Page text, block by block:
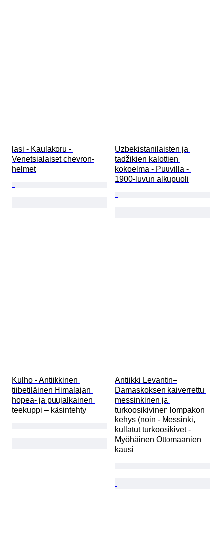
lasi - Kaulakoru -
Venetsialaiset chevron-
helmet
Uzbekistanilaisten ja
tadžikien kalottien
kokoelma - Puuvilla -
1900-luvun alkupuoli
Kulho - Antiikkinen
tiibetiläinen Himalajan
hopea- ja puujalkainen
teekuppi – käsintehty
Antiikki Levantin–
Damaskoksen kaiverrettu
messinkinen ja
turkoosikivinen lompakon
kehys (noin - Messinki,
kullatut turkoosikivet -
Myöhäinen Ottomaanien
kausi